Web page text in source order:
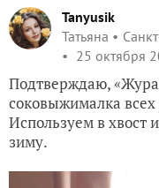
Tanyusik
Татьяна
25 октября
Подтверждаю,
соковыжималка
Используем в хвост
зиму.